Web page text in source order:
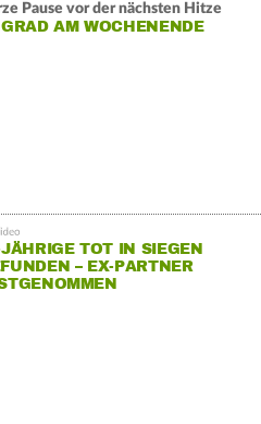
Pause vor der nächsten Hitze
AM WOCHENENDE
TOT IN SIEGEN
– EX-PARTNER